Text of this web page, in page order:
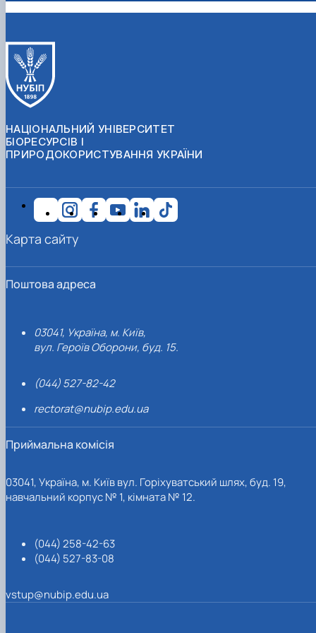
НАЦІОНАЛЬНИЙ УНІВЕРСИТЕТ
БІОРЕСУРСІВ І
ПРИРОДОКОРИСТУВАННЯ УКРАЇНИ
Поштова адреса
03041, Україна, м. Київ,
вул. Героїв Оборони, буд. 15.
(044) 527-82-42
rectorat@nubip.edu.ua
Приймальна комісія
03041, Україна, м. Київ вул. Горіхуватський шлях, буд. 19,
навчальний корпус № 1, кімната № 12.
(044) 258-42-63
(044) 527-83-08
vstup@nubip.edu.ua
Карта сайту